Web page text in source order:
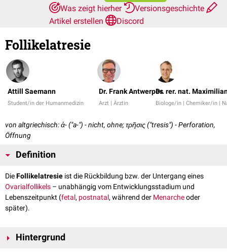
Was zeigt hierher
Versionsgeschichte
Artikel erstellen
Discord
Follikelatresie
Attill Saemann
Student/in der Humanmedizin
Dr. Frank Antwerpes
Arzt | Ärztin
Dr. rer. nat.
Biologe/in | Chemiker/in |
von altgriechisch: ἀ- ("a-") - nicht, ohne; τρῆσις ("tresis") - Perforation,
Öffnung
Definition
DieFollikelatresie ist die Rückbildung bzw. der Untergang eines
Ovarialfollikels – unabhängig vom Entwicklungsstadium und
Lebenszeitpunkt (fetal, postnatal, während der Menarcheoder
später).
Hintergrund